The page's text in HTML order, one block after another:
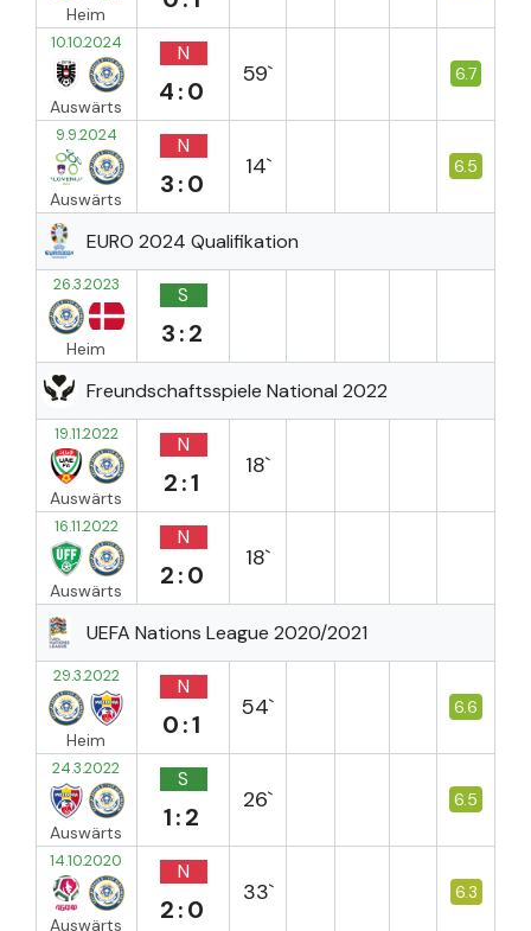
Heim
10.10.2024
Auswärts
N
4:0
59` 6.7
9.9.2024
Auswärts
N
3:0
14` 6.5
EURO 2024 Qualifikation
26.3.2023
Heim
S
3:2
Freundschaftsspiele National 2022
19.11.2022
Auswärts
N
2:1
18`
16.11.2022
Auswärts
N
2:0
18`
UEFA Nations League 2020/2021
29.3.2022
Heim
N
0:1
54` 6.6
24.3.2022
Auswärts
S
1:2
26` 6.5
14.10.2020
Auswärts
N
2:0
33` 6.3